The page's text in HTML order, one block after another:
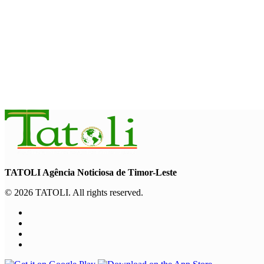
TATOLI Agência Noticiosa de Timor-Leste
© 2026 TATOLI. All rights reserved.